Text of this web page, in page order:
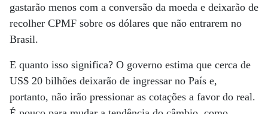
gastarão menos com a conversão da moeda e deixarão de
recolher CPMF sobre os dólares que não entrarem no
Brasil.
E quanto isso significa? O governo estima que cerca de
US$ 20 bilhões deixarão de ingressar no País e,
portanto, não irão pressionar as cotações a favor do real.